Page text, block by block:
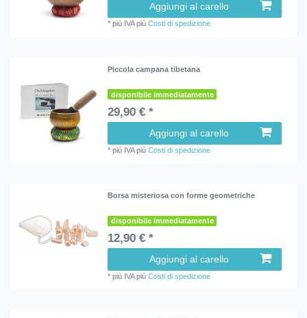
Aggiungi al carello
*più IVApiùCosti di spedizione
Piccola campana tibetana
disponibile immediatamente
29,90 € *
Aggiungi al carello
*più IVApiùCosti di spedizione
Borsa misteriosa con forme geometriche
disponibile immediatamente
12,90 € *
Aggiungi al carello
*più IVApiùCosti di spedizione